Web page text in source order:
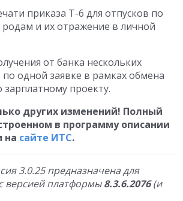
приказа Т-6 для отпусков по
и их отражение в личной
от банка нескольких
одной заявке в рамках обмена
проекту.
других изменений! Полный
в программу описании
на сайте ИТС.
3.0.25 предназначена для
версией платформы8.3.6.2076(и